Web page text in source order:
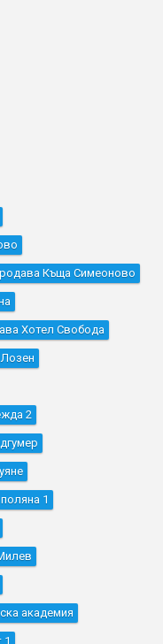
Къщa Симеоново
Хотел Свобода
2
1
академия
1